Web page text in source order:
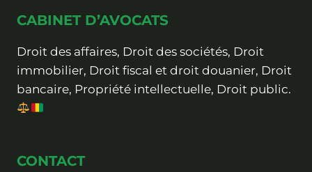
CABINET D’AVOCATS
Droit des affaires, Droit des sociétés, Droit
immobilier, Droit fiscal et droit douanier, Droit
bancaire, Propriété intellectuelle, Droit public.
CONTACT